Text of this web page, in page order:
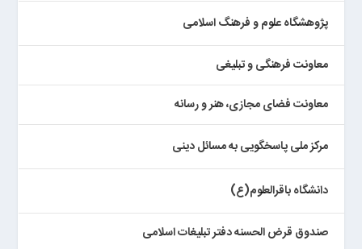
پژوهشگاه علوم و فرهنگ اسلامی
معاونت فرهنگی و تبلیغی
معاونت فضای مجازی، هنر و رسانه
مرکز ملی پاسخگویی به مسائل دینی
دانشگاه باقرالعلوم(ع)
صندوق قرض الحسنه دفتر تبلیغات اسلامی